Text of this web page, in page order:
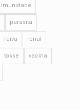
imunidade
parasita
raiva renal
tosse vacina